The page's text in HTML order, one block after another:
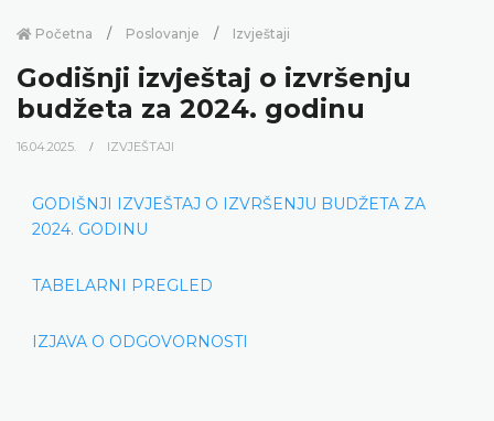
Početna Poslovanje Izvještaji
Godišnji izvještaj o izvršenju
budžeta za 2024. godinu
16.04.2025. IZVJEŠTAJI
GODIŠNJI IZVJEŠTAJ O IZVRŠENJU BUDŽETA ZA
2024. GODINU
TABELARNI PREGLED
IZJAVA O ODGOVORNOSTI